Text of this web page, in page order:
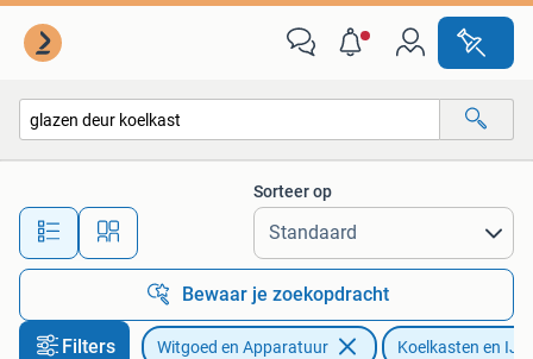
Alle afstanden…
Sorteer op
Bewaar je zoekopdracht
Filters Witgoed en Apparatuur Koelkasten en